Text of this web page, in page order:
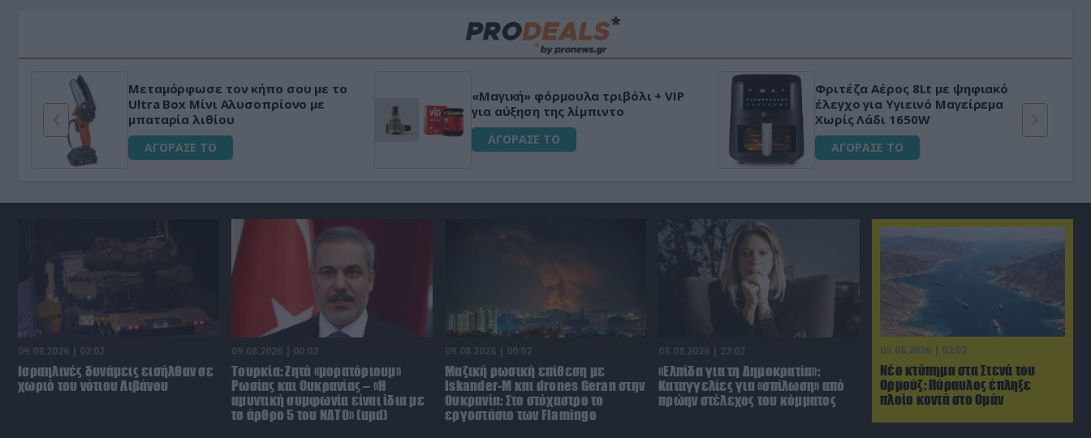
Μεταμόρφωσε τον κήπο σου με το
Ultra Box Μίνι Αλυσοπρίονο με
μπαταρία λιθίου
ΑΓΟΡΑΣΕ ΤΟ
«Μαγική» φόρμουλα τριβόλι + VIP
για αύξηση της λίμπιντο
ΑΓΟΡΑΣΕ ΤΟ
Φριτέζα Αέρος 8Lt με ψηφιακό
έλεγχο για Υγιεινό Μαγείρεμα
Χωρίς Λάδι 1650W
ΑΓΟΡΑΣΕ ΤΟ
09.08.2026 | 02:02
Νέο κτύπημα στα Στενά του
Ορμούζ: Πύραυλος έπληξε
πλοίο κοντά στο Ομάν
09.08.2026 | 02:02
Ισραηλινές δυνάμεις εισήλθαν σε
χωριό του νότιου Λιβάνου
09.08.2026 | 00:02
Τουρκία: Ζητά «μορατόριουμ»
Ρωσίας και Ουκρανίας – «Η
αμυντική συμφωνία είναι ίδια με
το άρθρο 5 του ΝΑΤΟ» (upd)
09.08.2026 | 00:02
Μαζική ρωσική επίθεση με
Iskander-M και drones Geran στην
Ουκρανία: Στο στόχαστρο το
εργοστάσιο των Flamingo
08.08.2026 | 23:02
«Ελπίδα για τη Δημοκρατία»:
Καταγγελίες για «σπίλωση» από
πρώην στέλεχος του κόμματος